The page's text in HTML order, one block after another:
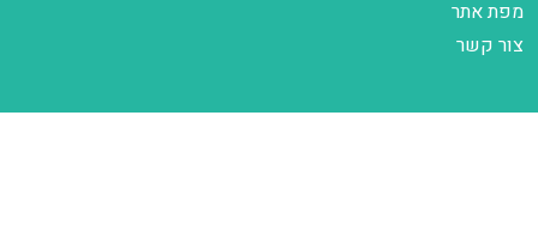
מפת אתר
צור קשר